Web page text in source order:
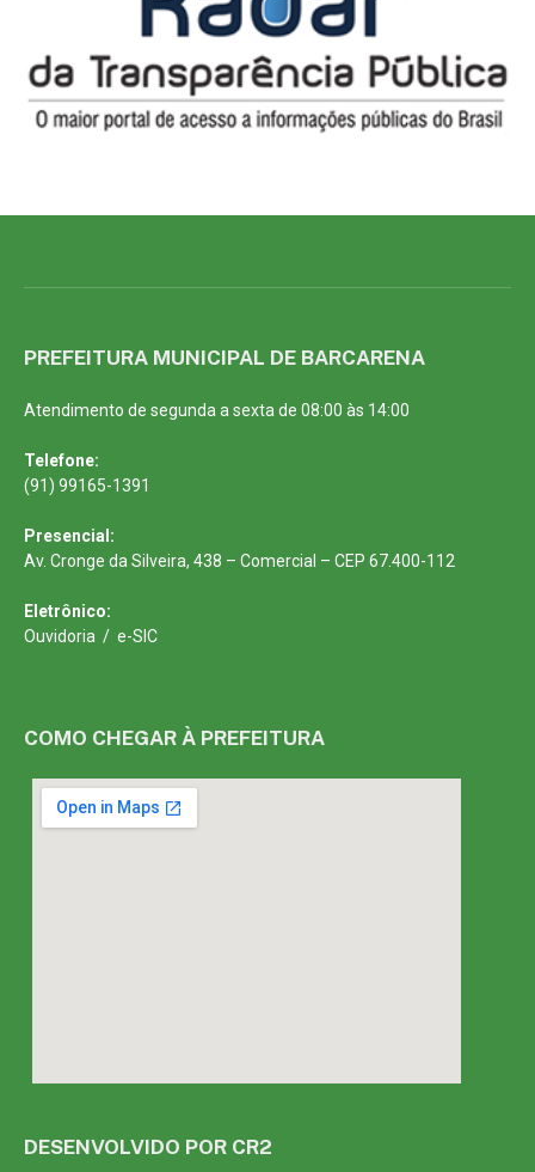
PREFEITURA MUNICIPAL DE BARCARENA
Atendimento de segunda a sexta de 08:00 às 14:00
Telefone:
(91) 99165-1391
Presencial:
Av. Cronge da Silveira, 438 – Comercial – CEP 67.400-112
Eletrônico:
Ouvidoria / e-SIC
COMO CHEGAR À PREFEITURA
DESENVOLVIDO POR CR2